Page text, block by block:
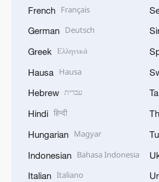
French Français
German Deutsch
Greek Ελληνικά
Hausa Hausa
Hebrew עברית
Hindi हिन्दी
Hungarian Magyar
Indonesian Bahasa Indonesia
Italian Italiano